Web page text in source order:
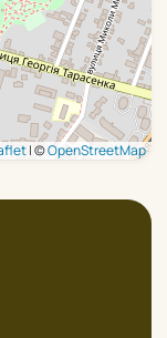
|©OpenStreetMap